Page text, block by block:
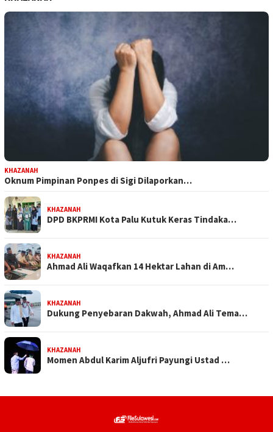
KHAZANAH
Oknum Pimpinan Ponpes di Sigi Dilaporkan…
KHAZANAH
DPD BKPRMI Kota Palu Kutuk Keras Tindaka…
KHAZANAH
Ahmad Ali Waqafkan 14 Hektar Lahan di Am…
KHAZANAH
Dukung Penyebaran Dakwah, Ahmad Ali Tema…
KHAZANAH
Momen Abdul Karim Aljufri Payungi Ustad …